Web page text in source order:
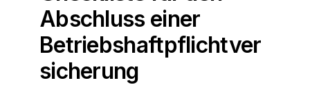
Abschluss einer
Betriebshaftpflichtver
sicherung